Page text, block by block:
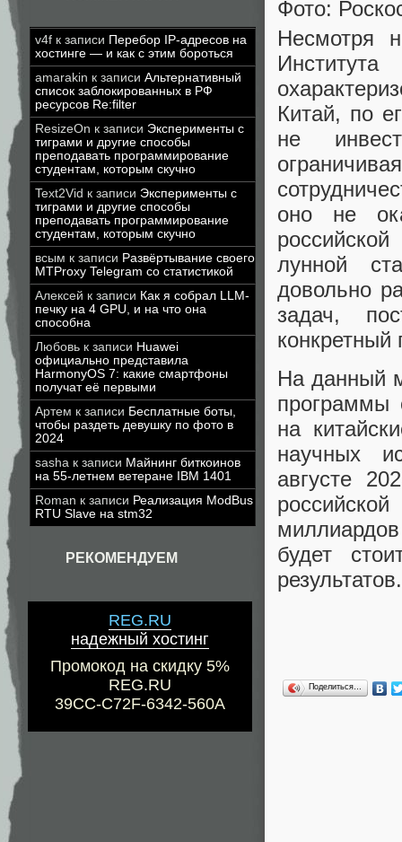
v4f к записи Перебор IP-адресов на
хостинге — и как с этим бороться
amarakin к записи Альтернативный
список заблокированных в РФ
ресурсов Re:filter
ResizeOn к записи Эксперименты с
тиграми и другие способы
преподавать программирование
студентам, которым скучно
Text2Vid к записи Эксперименты с
тиграми и другие способы
преподавать программирование
студентам, которым скучно
всым к записи Развёртывание своего
MTProxy Telegram со статистикой
Алексей к записи Как я собрал LLM-
печку на 4 GPU, и на что она
способна
Любовь к записи Huawei
официально представила
HarmonyOS 7: какие смартфоны
получат её первыми
Артем к записи Бесплатные боты,
чтобы раздеть девушку по фото в
2024
sasha к записи Майнинг биткоинов
на 55-летнем ветеране IBM 1401
Roman к записи Реализация ModBus
RTU Slave на stm32
РЕКОМЕНДУЕМ
REG.RU
надежный хостинг
Промокод на скидку 5%
REG.RU
39CC-C72F-6342-560A
Фото:
Несмотря
Китай, по
не
оно не
лунной
довольно
задач,
конкретный
На данный
программы
на
научных
августе
будет
результатов.
Поделиться…